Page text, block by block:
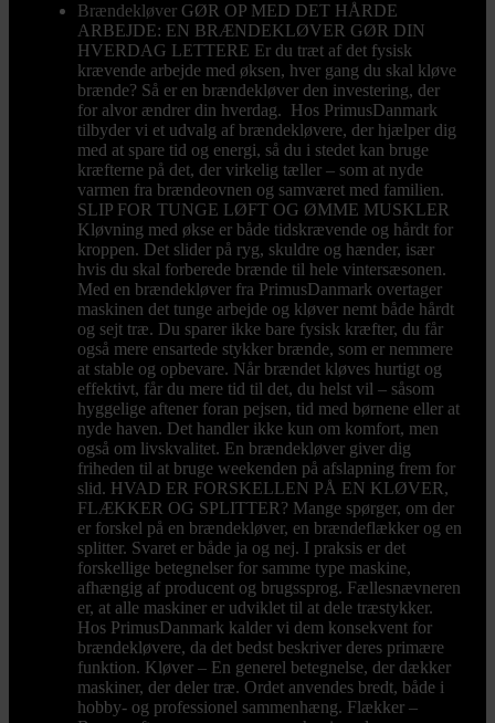
Brændekløver GØR OP MED DET HÅRDE
ARBEJDE: EN BRÆNDEKLØVER GØR DIN
HVERDAG LETTERE Er du træt af det fysisk
krævende arbejde med øksen, hver gang du skal kløve
brænde? Så er en brændekløver den investering, der
for alvor ændrer din hverdag. Hos PrimusDanmark
tilbyder vi et udvalg af brændekløvere, der hjælper dig
med at spare tid og energi, så du i stedet kan bruge
kræfterne på det, der virkelig tæller – som at nyde
varmen fra brændeovnen og samværet med familien.
SLIP FOR TUNGE LØFT OG ØMME MUSKLER
Kløvning med økse er både tidskrævende og hårdt for
kroppen. Det slider på ryg, skuldre og hænder, især
hvis du skal forberede brænde til hele vintersæsonen.
Med en brændekløver fra PrimusDanmark overtager
maskinen det tunge arbejde og kløver nemt både hårdt
og sejt træ. Du sparer ikke bare fysisk kræfter, du får
også mere ensartede stykker brænde, som er nemmere
at stable og opbevare. Når brændet kløves hurtigt og
effektivt, får du mere tid til det, du helst vil – såsom
hyggelige aftener foran pejsen, tid med børnene eller at
nyde haven. Det handler ikke kun om komfort, men
også om livskvalitet. En brændekløver giver dig
friheden til at bruge weekenden på afslapning frem for
slid. HVAD ER FORSKELLEN PÅ EN KLØVER,
FLÆKKER OG SPLITTER? Mange spørger, om der
er forskel på en brændekløver, en brændeflækker og en
splitter. Svaret er både ja og nej. I praksis er det
forskellige betegnelser for samme type maskine,
afhængig af producent og brugssprog. Fællesnævneren
er, at alle maskiner er udviklet til at dele træstykker.
Hos PrimusDanmark kalder vi dem konsekvent for
brændekløvere, da det bedst beskriver deres primære
funktion. Kløver – En generel betegnelse, der dækker
maskiner, der deler træ. Ordet anvendes bredt, både i
hobby- og professionel sammenhæng. Flækker –